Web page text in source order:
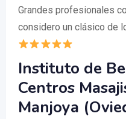
Grandes profesionales
considero un clásico de
Instituto de
Centros
Manjoya